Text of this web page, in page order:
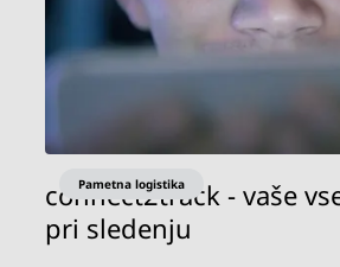
connect2track - vaše
pri sledenju
Pametna logistika